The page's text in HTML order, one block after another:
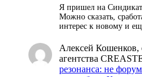
Я пришел на
Можно сказать,
интерес к новому и
Алексей Кошенков,
агентства
резонанса: не